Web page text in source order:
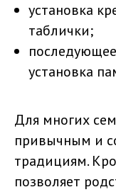
установка
таблички;
установка
Для многих
привычным и
традициям.
позволяет